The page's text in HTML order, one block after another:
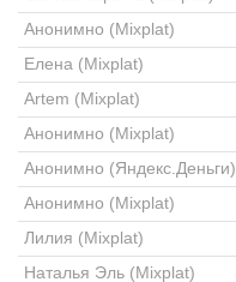
Анонимно (Mixplat)
Елена (Mixplat)
Artem (Mixplat)
Анонимно (Mixplat)
Анонимно (Яндекс.Деньги)
Анонимно (Mixplat)
Лилия (Mixplat)
Наталья Эль (Mixplat)